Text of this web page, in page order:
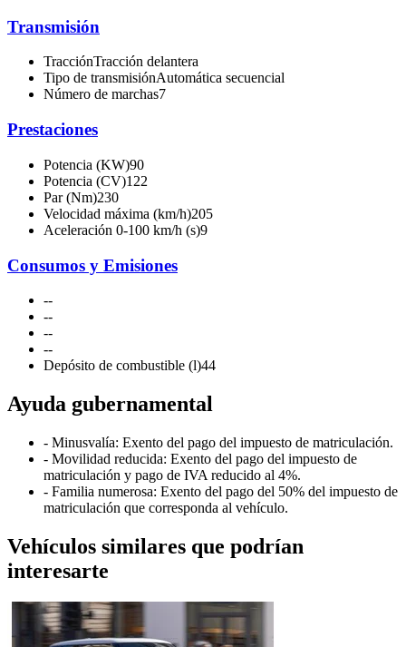
Transmisión
TracciónTracción delantera
Tipo de transmisiónAutomática secuencial
Número de marchas7
Prestaciones
Potencia (KW)90
Potencia (CV)122
Par (Nm)230
Velocidad máxima (km/h)205
Aceleración 0-100 km/h (s)9
Consumos y Emisiones
--
--
--
--
Depósito de combustible (l)44
Ayuda gubernamental
- Minusvalía: Exento del pago del impuesto de matriculación.
- Movilidad reducida: Exento del pago del impuesto de
matriculación y pago de IVA reducido al 4%.
- Familia numerosa: Exento del pago del 50% del impuesto de
matriculación que corresponda al vehículo.
Vehículos similares que podrían
interesarte